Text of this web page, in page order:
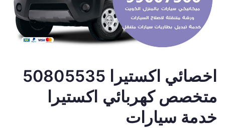
اخصائي اكستيرا 50805535
متخصص كهربائي اكستيرا
خدمة سيارات